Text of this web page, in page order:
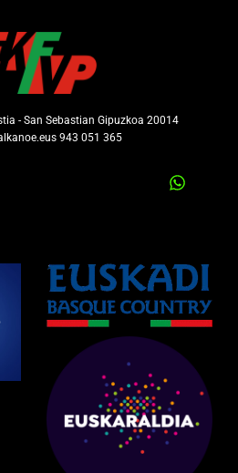
- San Sebastian Gipuzkoa 20014
943 051 365